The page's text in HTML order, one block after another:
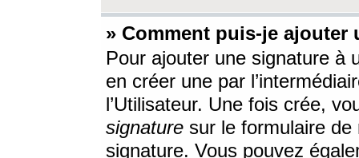
» Comment puis-je ajouter
Pour ajouter une signature à
en créer une par
l’Utilisateur. Une fois crée,
signature sur le formulaire de
signature. Vous pouvez